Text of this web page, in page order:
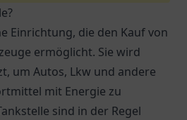
Einrichtung, die den Kauf von
ermöglicht. Sie wird
um Autos, Lkw und andere
mit Energie zu
sind in der Regel